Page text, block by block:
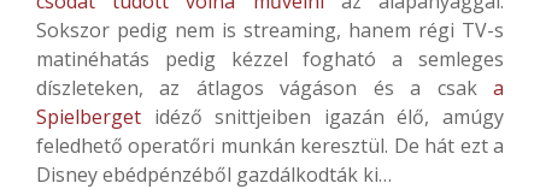
Sokszor pedig nem is streaming, hanem régi TV-s
matinéhatás pedig kézzel fogható a semleges
díszleteken, az átlagos vágáson és a csak a
Spielberget idéző snittjeiben igazán élő, amúgy
feledhető operatőri munkán keresztül. De hát ezt a
Disney ebédpénzéből gazdálkodták ki…